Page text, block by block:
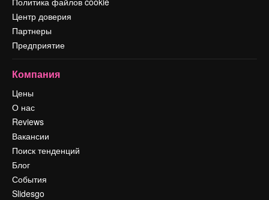
Центр доверия
Партнеры
Предприятие
Компания
Цены
О нас
Reviews
Вакансии
Поиск тенденций
Блог
События
Slidesgo